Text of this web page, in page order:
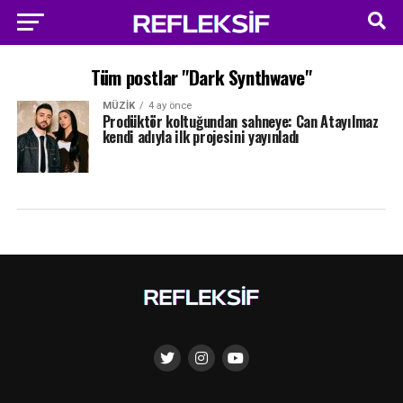
Tüm postlar "Dark Synthwave"
MÜZIK 4 ay önce
Prodüktör koltuğundan sahneye: Can Atayılmaz
kendi adıyla ilk projesini yayınladı